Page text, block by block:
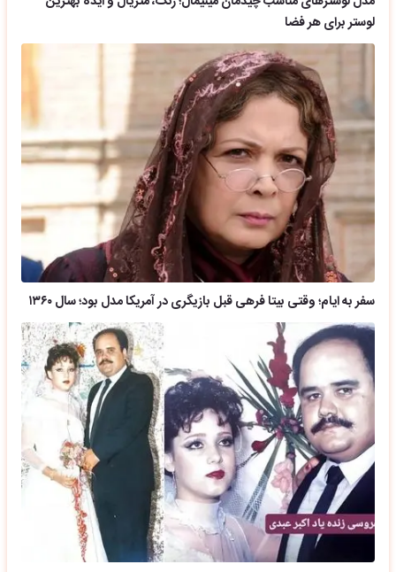
لوستر برای هر فضا
سفر به ایام؛ وقتی بیتا فرهی قبل بازیگری در آمریکا مدل بود؛ سال ۱۳۶۰